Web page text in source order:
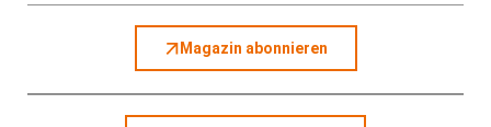
Magazin abonnieren